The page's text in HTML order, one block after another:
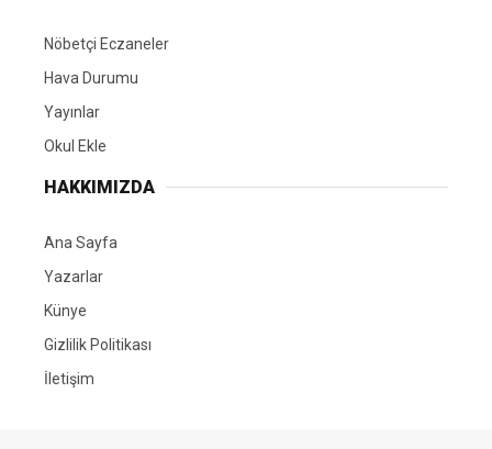
Nöbetçi Eczaneler
Hava Durumu
Yayınlar
Okul Ekle
HAKKIMIZDA
Ana Sayfa
Yazarlar
Künye
Gizlilik Politikası
İletişim